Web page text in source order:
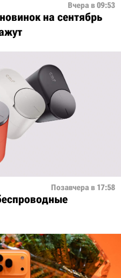
Вчера в 09:53
на сентябрь
Позавчера в 17:58